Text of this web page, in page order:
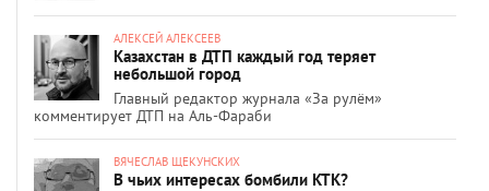
АЛЕКСЕЙ АЛЕКСЕЕВ
Казахстан в ДТП каждый год теряет
небольшой город
Главный редактор журнала «За рулём»
комментирует ДТП на Аль-Фараби
ВЯЧЕСЛАВ ЩЕКУНСКИХ
В чьих интересах бомбили КТК?